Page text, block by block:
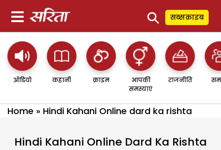
⚲ सब्सक्राइब
ऑडियो कहानी क्राइम
आपकी
समस्याएं
राजनीति
Home » Hindi Kahani Online dard ka rishta
Hindi Kahani Online Dard Ka Rishta